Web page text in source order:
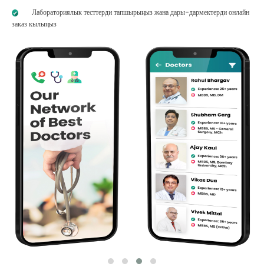
Лабораториялык тесттерди тапшырыңыз жана дары-дармектерди онлайн
заказ кылыңыз